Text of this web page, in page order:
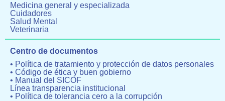
Medicina general y especializada
Cuidadores
Salud Mental
Veterinaria
Centro de documentos
• Política de tratamiento y protección de datos personales
• Código de ética y buen gobierno
• Manual del SICOF
Línea transparencia institucional
• Política de tolerancia cero a la corrupción